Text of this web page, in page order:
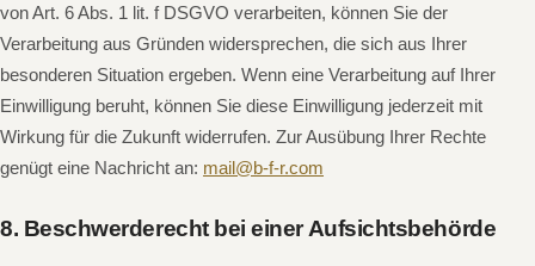
von Art. 6 Abs. 1 lit. f DSGVO verarbeiten, können Sie der
Verarbeitung aus Gründen widersprechen, die sich aus Ihrer
besonderen Situation ergeben. Wenn eine Verarbeitung auf Ihrer
Einwilligung beruht, können Sie diese Einwilligung jederzeit mit
Wirkung für die Zukunft widerrufen. Zur Ausübung Ihrer Rechte
genügt eine Nachricht an: mail@b-f-r.com
8. Beschwerderecht bei einer Aufsichtsbehörde